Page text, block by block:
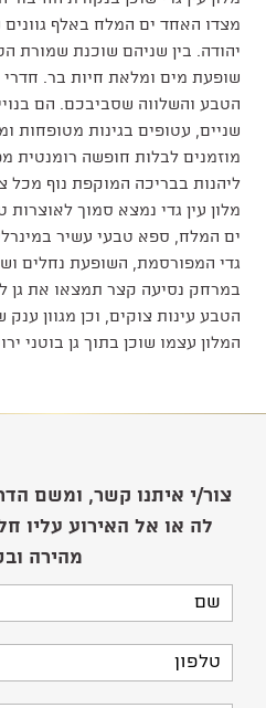
מצדו האחד ים המלח באלף
יהודה. בין שניהם שוכנת שמורת
שופעת מים ומלאת חיות בר.
הטבע והשלווה שסביבכם. הם
שניים, עטופים בגינות מטופחות
מוזמנים לבלות חופשה רומנטית
ליהנות בבריכה המוקפת נוף מכל
מלון עין גדי נמצא סמוך
ים המלח, ספא טבעי עשיר
גדי המפורסמת, השופעת נחלים
במרחק נסיעה קצר תמצאו את גן
הטבע עינות צוקים, וכן מגוון
המלון עצמו שוכן בתוך גן בוטני
צור/י איתנו קשר, ומשם
לה או אל האירוע עליו
מהירה